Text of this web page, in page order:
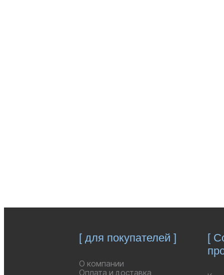
[ для покупателей ]
О компании
Оплата и доставка
[